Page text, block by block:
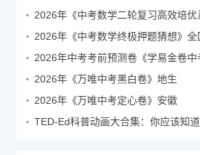
2026年《中考数学终极押题猜想》全
2026年《万唯中考黑白卷》地生
2026年《万唯中考定心卷》安徽